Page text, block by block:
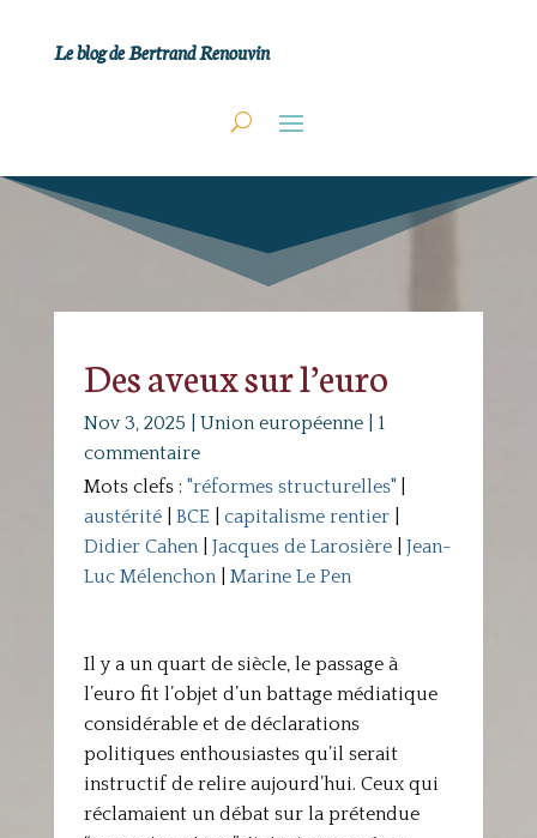
Le blog de Bertrand Renouvin
Des aveux sur l’euro
Nov 3, 2025 Union européenne| 1
commentaire
Mots clefs : "réformes structurelles"|
austérité| BCE| capitalisme rentier|
Didier Cahen| Jacques de Larosière| Jean-
Luc Mélenchon| Marine Le Pen
Il y a un quart de siècle, le passage à
l’euro fit l’objet d’un battage médiatique
considérable et de déclarations
politiques enthousiastes qu’il serait
instructif de relire aujourd’hui. Ceux qui
réclamaient un débat sur la prétendue